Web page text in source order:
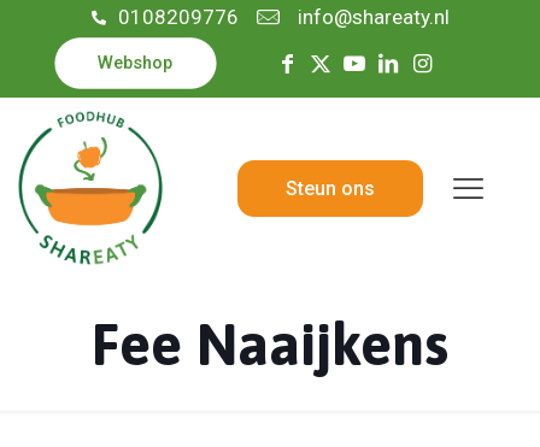
0108209776 info@shareaty.nl
Webshop
Steun ons
Fee Naaijkens